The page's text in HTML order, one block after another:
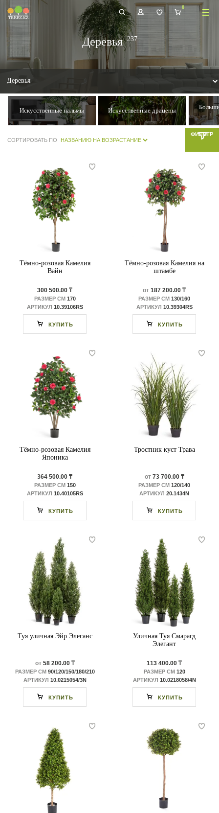
Деревья
Искусственные пальмы Искусственные драцены
СОРТИРОВАТЬ ПО
ФИЛЬТР
Тёмно-розовая Камелия
Вайн
300 500.00 ₸
РАЗМЕР СМ 170
АРТИКУЛ 10.39106RS
КУПИТЬ
Тёмно-розовая Камелия на
штамбе
от 187 200.00 ₸
РАЗМЕР СМ 130/160
АРТИКУЛ 10.39304RS
КУПИТЬ
Тёмно-розовая Камелия
Японика
364 500.00 ₸
РАЗМЕР СМ 150
АРТИКУЛ 10.40105RS
КУПИТЬ
Тростник куст Трава
от73 700.00 ₸
РАЗМЕР СМ 120/140
АРТИКУЛ 20.1434N
КУПИТЬ
Туя уличная Эйр Элеганс
от58 200.00 ₸
РАЗМЕР СМ 90/120/150/180/210
АРТИКУЛ 10.0215054/3N
КУПИТЬ
Уличная Туя Смарагд
Элегант
113 400.00 ₸
РАЗМЕР СМ 120
АРТИКУЛ 10.0218058/4N
КУПИТЬ